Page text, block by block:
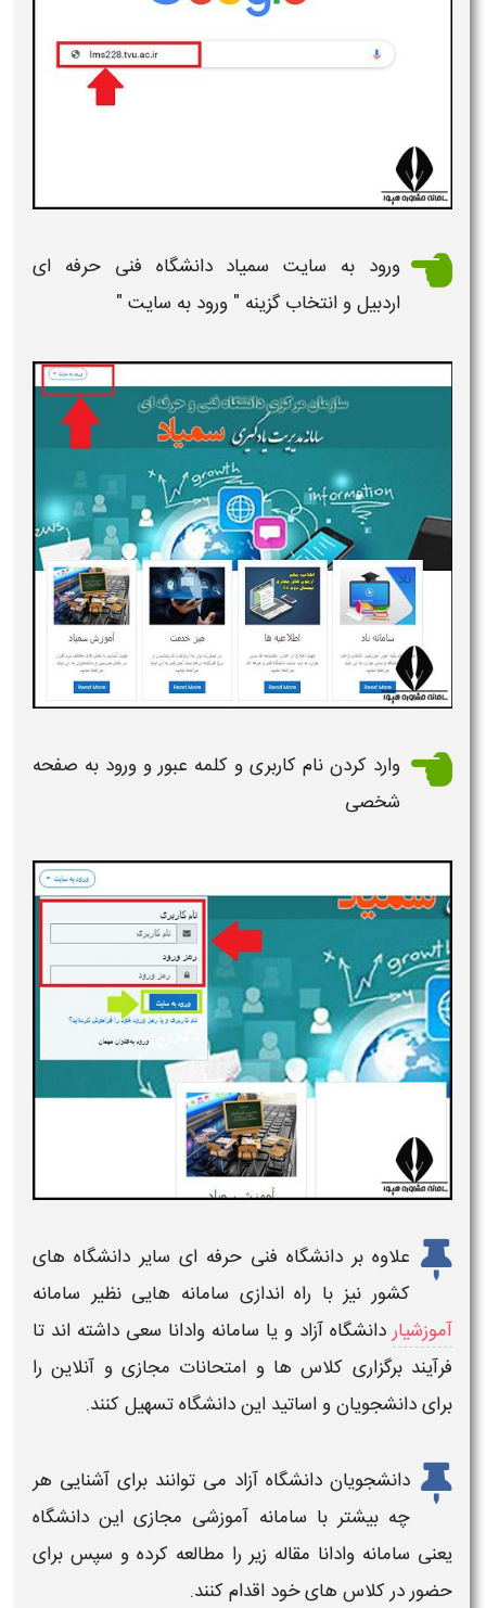
ورود به سایت سمیاد دانشگاه فنی حرفه ای
اردبیلو انتخاب گزینه " ورود به سایت "
وارد کردن نام کاربری و کلمه عبور و ورود به صفحه
شخصی
علاوه بر دانشگاه فنی حرفه ای سایر دانشگاه های
کشور نیز با راه اندازی سامانه هایی نظیر سامانه
آموزشیاردانشگاه آزاد و یا سامانه وادانا سعی داشته اند تا
فرآیند برگزاری کلاس ها و امتحانات مجازی و آنلاین را
برای دانشجویان و اساتید این دانشگاه تسهیل کنند.
دانشجویان دانشگاه آزاد می توانند برای آشنایی هر
چه بیشتر با سامانه آموزشی مجازی این دانشگاه
یعنی سامانه وادانا مقاله زیر را مطالعه کرده و سپس برای
حضور در کلاس های خود اقدام کنند.